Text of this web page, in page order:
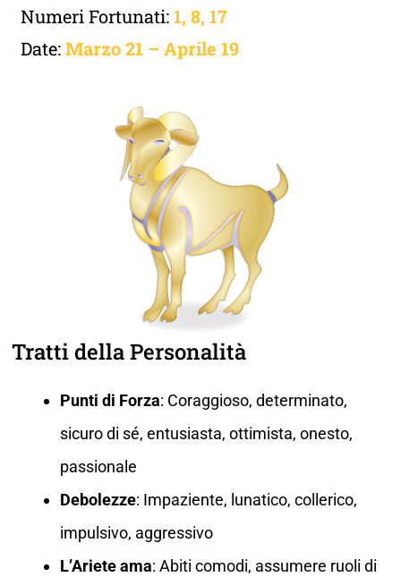
Numeri Fortunati:1, 8, 17
Date:Marzo 21 – Aprile 19
Tratti della Personalità
Punti di Forza: Coraggioso, determinato,
sicuro di sé, entusiasta, ottimista, onesto,
passionale
Debolezze: Impaziente, lunatico, collerico,
impulsivo, aggressivo
L’Ariete ama: Abiti comodi, assumere ruoli di